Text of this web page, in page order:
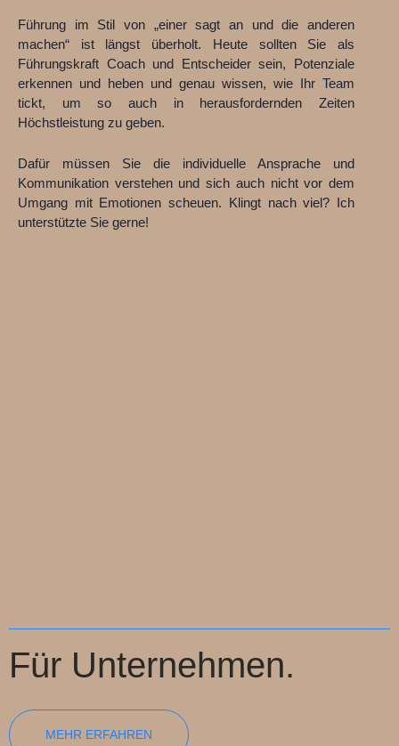
Führung im Stil von „einer sagt an und die anderen
machen“ ist längst überholt. Heute sollten Sie als
Führungskraft Coach und Entscheider sein, Potenziale
erkennen und heben und genau wissen, wie Ihr Team
tickt, um so auch in herausfordernden Zeiten
Höchstleistung zu geben.
Dafür müssen Sie die individuelle Ansprache und
Kommunikation verstehen und sich auch nicht vor dem
Umgang mit Emotionen scheuen. Klingt nach viel? Ich
unterstützte Sie gerne!
Für Unternehmen.
MEHR ERFAHREN